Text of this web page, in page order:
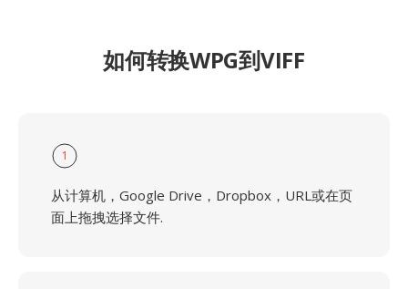
如何转换WPG到VIFF
1
从计算机，Google Drive，Dropbox，URL或在页
面上拖拽选择文件.